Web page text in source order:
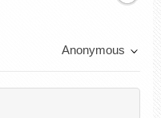
Anonymous